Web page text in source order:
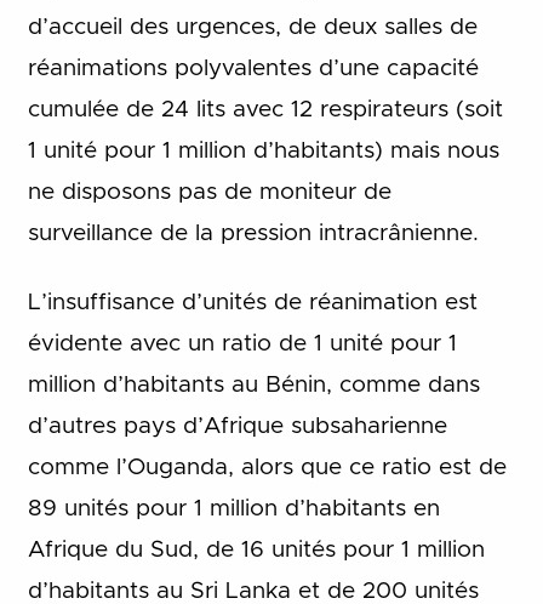
d’accueil des urgences, de deux salles de
réanimations polyvalentes d’une capacité
cumulée de 24 lits avec 12 respirateurs (soit
1 unité pour 1 million d’habitants) mais nous
ne disposons pas de moniteur de
surveillance de la pression intracrânienne.
L’insuffisance d’unités de réanimation est
évidente avec un ratio de 1 unité pour 1
million d’habitants au Bénin, comme dans
d’autres pays d’Afrique subsaharienne
comme l’Ouganda, alors que ce ratio est de
89 unités pour 1 million d’habitants en
Afrique du Sud, de 16 unités pour 1 million
d’habitants au Sri Lanka et de 200 unités